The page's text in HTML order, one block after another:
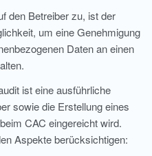
den Betreiber zu, ist der
um eine Genehmigung
Daten an einen
ist eine ausführliche
sowie die Erstellung eines
CAC eingereicht wird.
Aspekte berücksichtigen: